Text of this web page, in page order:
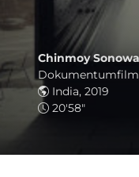
Chinmoy
Dokumentumfilm
India, 2019
20'58"